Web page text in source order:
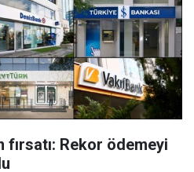
Rekor ödemeyi